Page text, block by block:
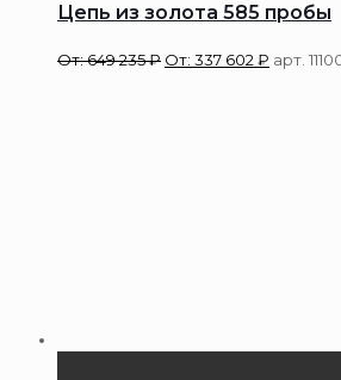
Цепь из золота 585 пробы
От:649 235₽ От: 337 602 ₽ арт.